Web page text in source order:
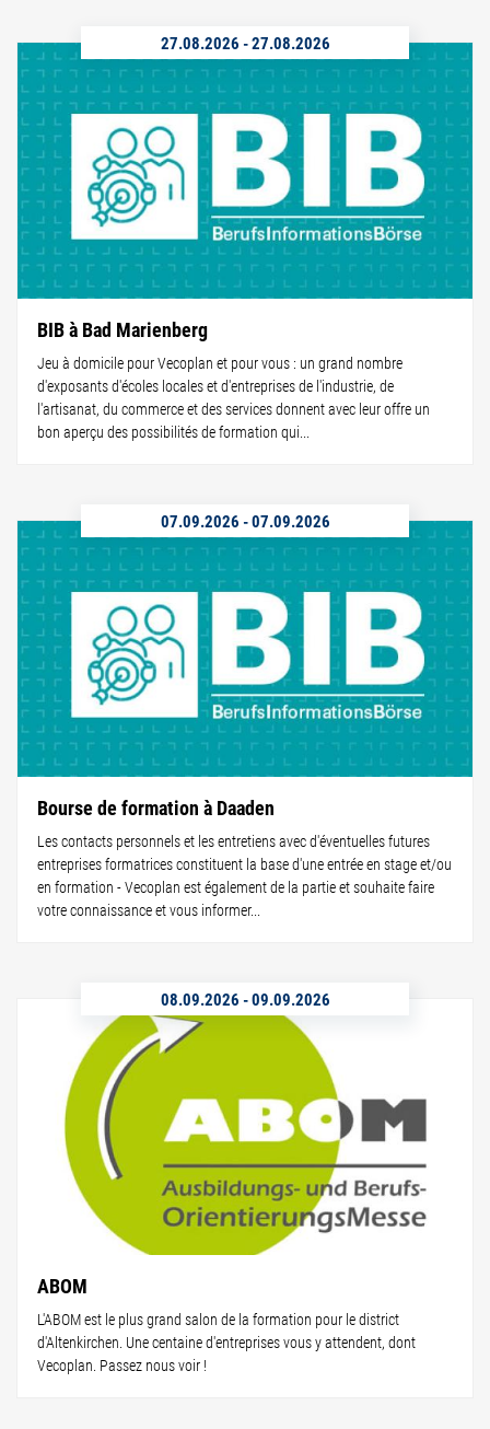
27.08.2026 -27.08.2026
BIB à Bad Marienberg
Jeu à domicile pour Vecoplan et pour vous : un grand nombre
d'exposants d'écoles locales et d'entreprises de l'industrie, de
l'artisanat, du commerce et des services donnent avec leur offre un
bon aperçu des possibilités de formation qui...
07.09.2026 -07.09.2026
Bourse de formation à Daaden
Les contacts personnels et les entretiens avec d'éventuelles futures
entreprises formatrices constituent la base d'une entrée en stage et/ou
en formation - Vecoplan est également de la partie et souhaite faire
votre connaissance et vous informer...
08.09.2026 -09.09.2026
ABOM
L'ABOM est le plus grand salon de la formation pour le district
d'Altenkirchen. Une centaine d'entreprises vous y attendent, dont
Vecoplan. Passez nous voir !